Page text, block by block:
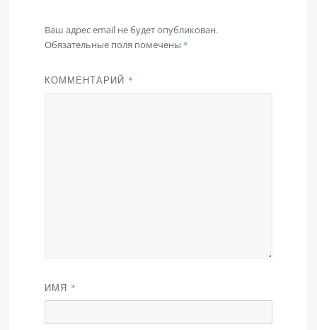
Ваш адрес email не будет опубликован.
Обязательные поля помечены *
КОММЕНТАРИЙ *
ИМЯ *